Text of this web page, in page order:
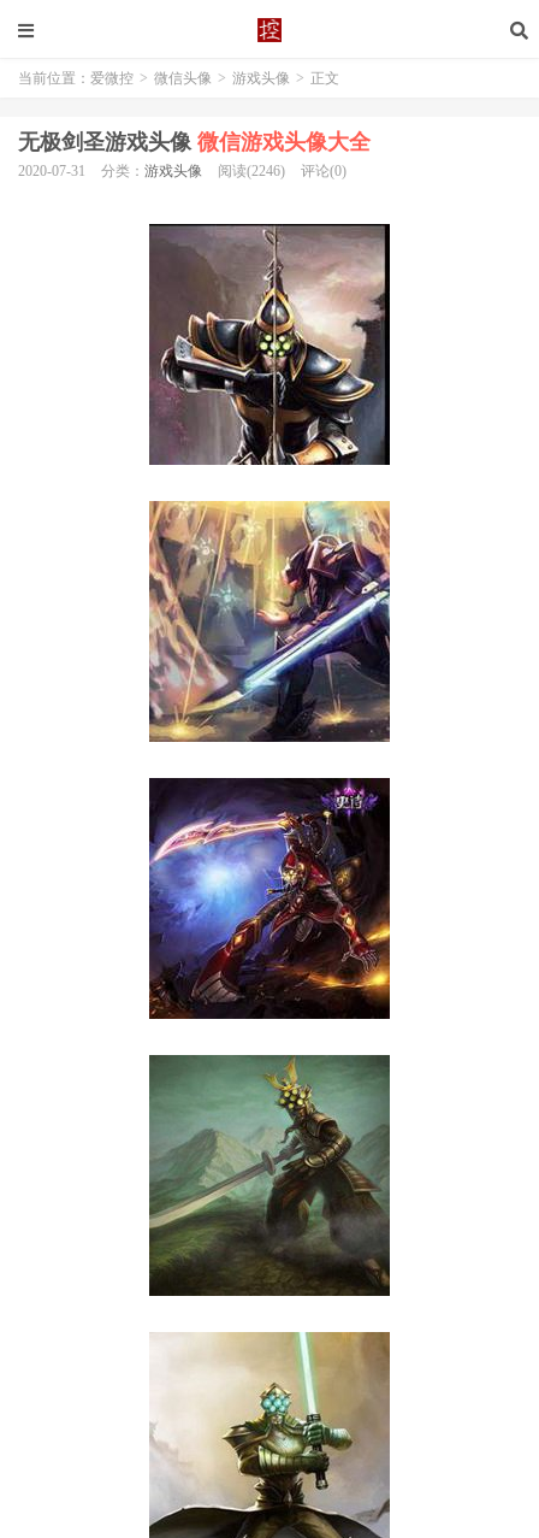
当前位置： 爱微控 > 微信头像 > 游戏头像 > 正文
无极剑圣游戏头像 微信游戏头像大全
2020-07-31 分类： 游戏头像 阅读(2246) 评论(0)